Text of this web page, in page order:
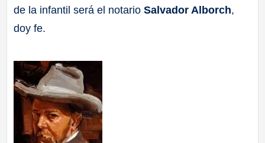
de la infantil será el notario Salvador Alborch,
doy fe.